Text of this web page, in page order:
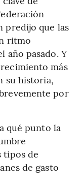
predijo que las
ritmo
año pasado. Y
más
su historia,
por
qué punto la
tipos de
de gasto